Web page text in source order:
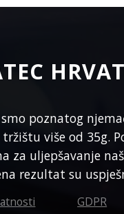
poznatog
više od 35g.
za uljepšavanje
rezultat su
GDPR